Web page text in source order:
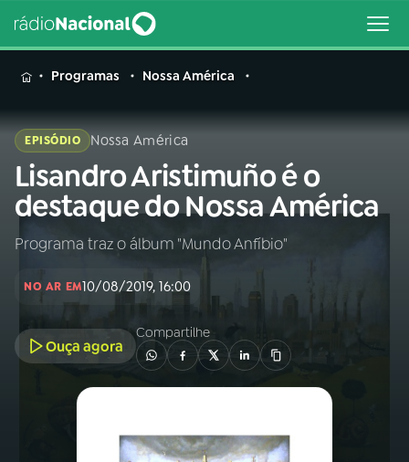
MENU
Buscar
na
Rádio
Nacional
Buscar
01INÍCIO
A RÁDIO
PROGRAMAÇÃO
Programas Nossa América
EPISÓDIO Nossa América
Lisandro Aristimuño é o
destaque do Nossa América
Programa traz o álbum "Mundo Anfíbio"
NO AR EM10/08/2019, 16:00
Ouça agora
Compartilhe